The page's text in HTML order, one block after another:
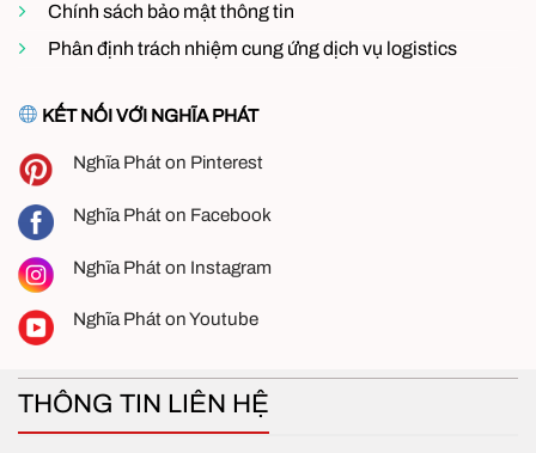
Chính sách bảo mật thông tin
Phân định trách nhiệm cung ứng dịch vụ logistics
KẾT NỐI VỚI NGHĨA PHÁT
Nghĩa Phát on Pinterest
Nghĩa Phát on Facebook
Nghĩa Phát on Instagram
Nghĩa Phát on Youtube
THÔNG TIN LIÊN HỆ